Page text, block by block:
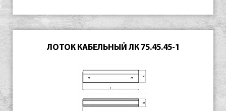
ЛОТОК КАБЕЛЬНЫЙ ЛК 75.45.45-1